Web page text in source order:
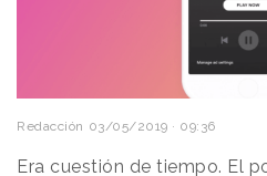
Redacción 03/05/2019 · 09:36
Era cuestión de tiempo. El